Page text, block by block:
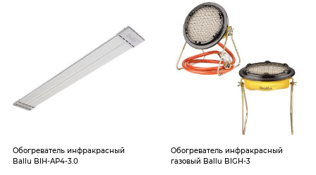
Обогреватель инфракрасный
Ballu BIH-AP4-3.0
Обогреватель инфракрасный
газовый Ballu BIGH-3